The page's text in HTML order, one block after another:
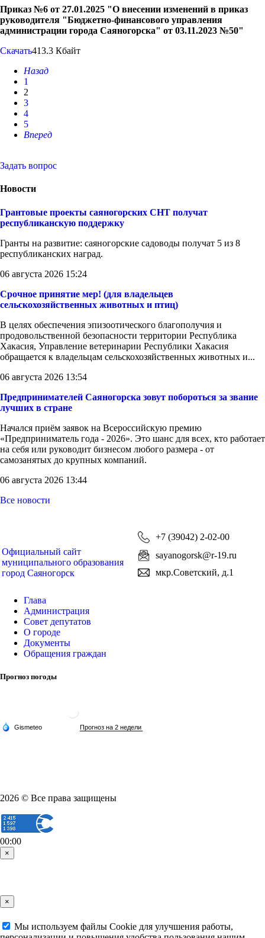
Приказ №6 от 27.01.2025 "О внесении изменений в приказ
руководителя "Бюджетно-финансового управления
администрации города Саяногорска" от 03.11.2023 №50"
Скачать413.3 Кбайт
Назад
1
2
3
4
5
Вперед
Задать вопрос
Новости
Грантовые проекты саяногорских СНТ получат
республиканскую поддержку
Гранты на развитие: саяногорские садоводы получат 5 из 8
республиканских наград.
06 августа 2026 15:24
Срочное принятие мер! (для владельцев
сельскохозяйственных животных и птиц)
В целях обеспечения эпизоотического благополучия и
продовольственной безопасности территории Республика
Хакасия, Управление ветеринарии Республики Хакасия
обращается к владельцам сельскохозяйственных животных и...
06 августа 2026 13:54
Предпринимателей Саяногорска зовут побороться за звание
лучших в стране
Начался приём заявок на Всероссийскую премию
«Предприниматель года - 2026». Это шанс для всех, кто работает
на себя или руководит бизнесом любого размера - от
самозанятых до крупных компаний.
06 августа 2026 13:44
Все новости
Официальный сайт
муниципального образования
город Саяногорск
+7 (39042) 2-02-00
sayanogorsk@r-19.ru
мкр.Советский, д.1
Глава
Администрация
Совет депутатов
О городе
Документы
Обращения граждан
Прогноз погоды
2026 © Все права защищены
00:00
×
×
Мы используем файлы Cookie для улучшения работы,